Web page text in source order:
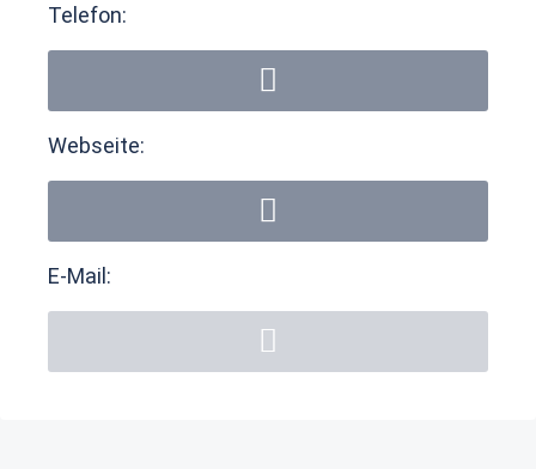
Telefon:
Webseite:
E-Mail: